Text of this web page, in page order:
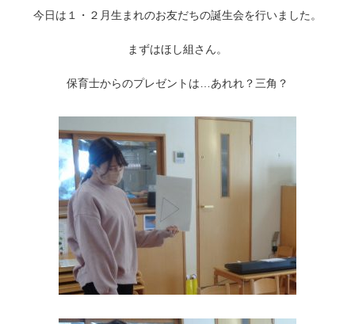
今日は１・２月生まれのお友だちの誕生会を行いました。
まずはほし組さん。
保育士からのプレゼントは…あれれ？三角？